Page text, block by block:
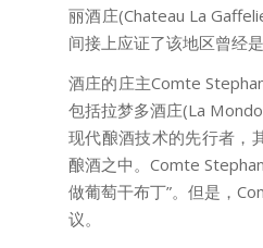
丽酒庄(Chateau La
间接上应证了该地区曾经
酒庄的庄主Comte
包括拉梦多酒庄(La
现代酿酒技术的先行者，
酿酒之中。Comte
做葡萄干布丁”。但是，
议。